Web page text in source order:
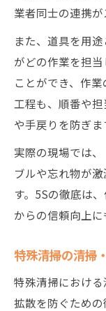
業者同士の連携が
また、道具を用
がどの作業を担
ことができ、作
工程も、順番や
や手戻りを防ぎま
実際の現場では
ブルや忘れ物が
す。5Sの徹底は
からの信頼向上に
特殊清掃の清掃
特殊清掃におけ
拡散を防ぐため